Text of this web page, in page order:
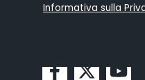
Informativa sulla